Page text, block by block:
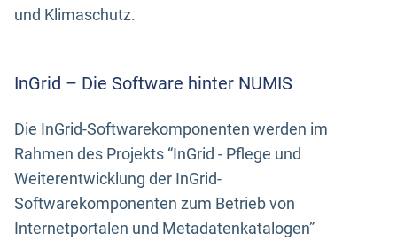
und Klimaschutz.
InGrid – Die Software hinter NUMIS
Die InGrid-Softwarekomponenten werden im
Rahmen des Projekts “InGrid - Pflege und
Weiterentwicklung der InGrid-
Softwarekomponenten zum Betrieb von
Internetportalen und Metadatenkatalogen”